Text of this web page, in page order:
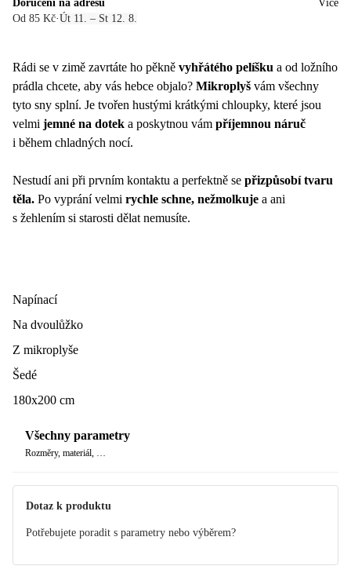
Doručení na adresu
Od 85 Kč·Út 11. – St 12. 8.
Více
Rádi se v zimě zavrtáte ho pěkně vyhřátého pelíšku a od ložního
prádla chcete, aby vás hebce objalo? Mikroplyš vám všechny
tyto sny splní. Je tvořen hustými krátkými chloupky, které jsou
velmi jemné na dotek a poskytnou vám příjemnou náruč
i během chladných nocí.
Nestudí ani při prvním kontaktu a perfektně se přizpůsobí tvaru
těla. Po vyprání velmi rychle schne, nežmolkuje a ani
s žehlením si starosti dělat nemusíte.
měsíců už nebudete chtít spát v ničem jiném ♥
Napínací
Na dvoulůžko
Z mikroplyše
Šedé
180x200 cm
Všechny parametry
Rozměry, materiál, …
Dotaz k produktu
Potřebujete poradit s parametry nebo výběrem?